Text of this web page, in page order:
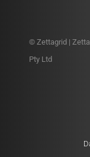
© Zettagrid |
Pty Ltd